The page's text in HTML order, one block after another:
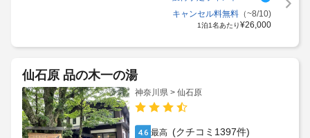
キャンセル料無料（~8/10)
1泊1名あたり¥26,000
仙石原 品の木一の湯
神奈川県 > 仙石原
4.6 最高 (クチコミ1397件)